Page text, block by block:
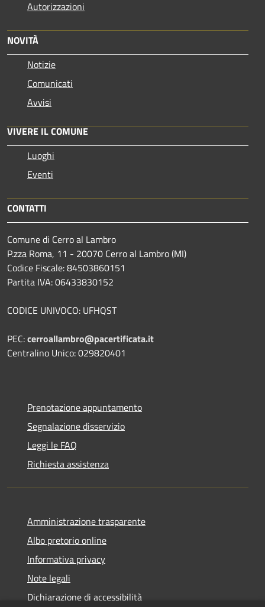
Autorizzazioni
NOVITÀ
Notizie
Comunicati
Avvisi
VIVERE IL COMUNE
Luoghi
Eventi
CONTATTI
Comune di Cerro al Lambro
P.zza Roma, 11 - 20070 Cerro al Lambro (MI)
Codice Fiscale: 84503860151
Partita IVA: 06433830152
CODICE UNIVOCO: UFHQST
PEC:cerroallambro@pacertificata.it
Centralino Unico: 029820401
Prenotazione appuntamento
Segnalazione disservizio
Leggi le FAQ
Richiesta assistenza
Amministrazione trasparente
Albo pretorio online
Informativa privacy
Note legali
Dichiarazione di accessibilità